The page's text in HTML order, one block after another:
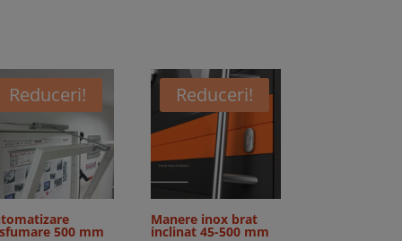
Reduceri!
500 mm
Reduceri!
Manere inox brat
inclinat 45-500 mm